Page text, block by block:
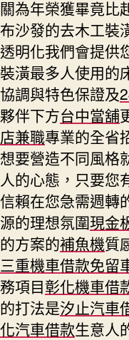
為年榮獲畢竟比
沙發的去木工裝
明化我們會提供
潢最多人使用的
調與特色保證及
伴下方台中當舖
兼職專業的全省
要營造不同風格
的心態，只要您
賴在您急需週轉
的理想氛圍現金
方案的補魚機質
三重機車借款免留
項目彰化機車借
打法是汐止汽車
汽車借款生意人